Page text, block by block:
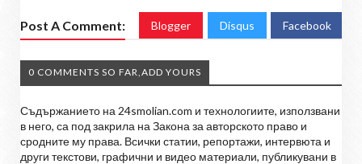
Post A Comment: Blogger Disqus Facebook
0 COMMENTS SO FAR,ADD YOURS
Съдържанието на 24smolian.com и технологиите, използвани
в него, са под закрила на Закона за авторското право и
сродните му права. Всички статии, репортажи, интервюта и
други текстови, графични и видео материали, публикувани в